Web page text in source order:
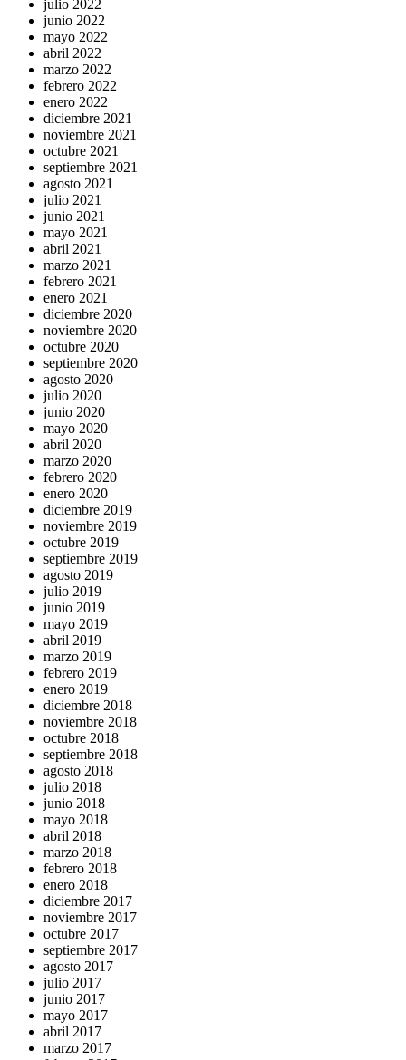
julio 2022
junio 2022
mayo 2022
abril 2022
marzo 2022
febrero 2022
enero 2022
diciembre 2021
noviembre 2021
octubre 2021
septiembre 2021
agosto 2021
julio 2021
junio 2021
mayo 2021
abril 2021
marzo 2021
febrero 2021
enero 2021
diciembre 2020
noviembre 2020
octubre 2020
septiembre 2020
agosto 2020
julio 2020
junio 2020
mayo 2020
abril 2020
marzo 2020
febrero 2020
enero 2020
diciembre 2019
noviembre 2019
octubre 2019
septiembre 2019
agosto 2019
julio 2019
junio 2019
mayo 2019
abril 2019
marzo 2019
febrero 2019
enero 2019
diciembre 2018
noviembre 2018
octubre 2018
septiembre 2018
agosto 2018
julio 2018
junio 2018
mayo 2018
abril 2018
marzo 2018
febrero 2018
enero 2018
diciembre 2017
noviembre 2017
octubre 2017
septiembre 2017
agosto 2017
julio 2017
junio 2017
mayo 2017
abril 2017
marzo 2017